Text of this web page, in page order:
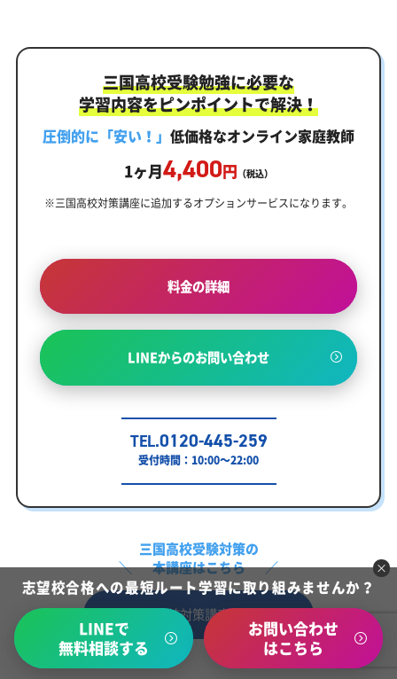
三国高校受験勉強に必要な
学習内容をピンポイントで解決！
圧倒的に「安い！」 低価格なオンライン家庭教師
1ヶ月4,400円 （税込）
※三国高校対策講座に追加するオプションサービスになります。
料金の詳細
LINEからのお問い合わせ
TEL.0120-445-259
受付時間：10:00～22:00
三国高校受験対策の
本講座はこちら
三国高校対策講座の詳細
志望校合格への最短ルート学習に取り組みませんか？
LINEで
無料相談する
お問い合わせ
はこちら